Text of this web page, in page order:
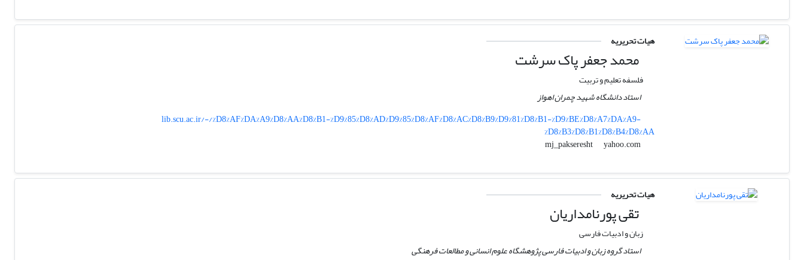
هیات تحریریه
محمد جعفر پاک سرشت
فلسفه تعلیم و تربیت
استاد دانشگاه شهید چمران اهواز
lib.scu.ac.ir/-/%D8%AF%DA%A9%D8%AA%D8%B1-%D9%85%D8%AD%D9%85%D8%AF%D8%AC%D8%B9%D9%81%D8%B1-%D9%BE%D8%A7%DA%A9-
%D8%B3%D8%B1%D8%B4%D8%AA
mj_pakseresht
yahoo.com
هیات تحریریه
تقی پورنامداریان
زبان و ادبیات فارسی
استاد گروه زبان و ادبیات فارسی پژوهشگاه علوم انسانی و مطالعات فرهنگی